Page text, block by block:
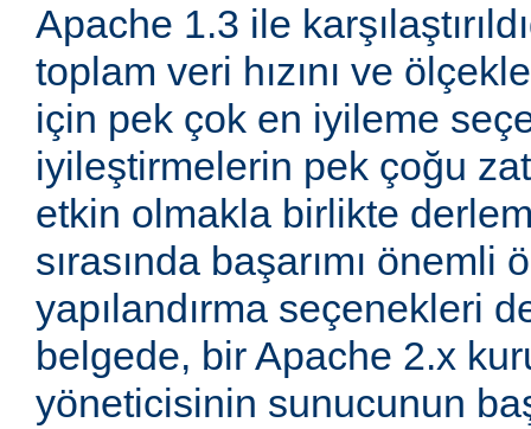
Apache 1.3 ile
toplam veri hızını ve
için pek çok en iyileme
iyileştirmelerin pek çoğu
etkin olmakla birlikte
sırasında başarımı
yapılandırma seçenekleri
belgede, bir Apache 2.x
yöneticisinin sunucunun